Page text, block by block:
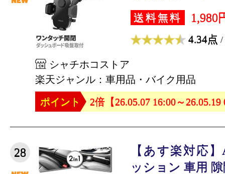
送料無料 1,980
4.34点 /
シャチホコストア
楽天ジャンル：車用品・バイク用品
ポイント
2倍【26.05.07 16:00～26.05.19
28
【あす楽対応
ッション 車用